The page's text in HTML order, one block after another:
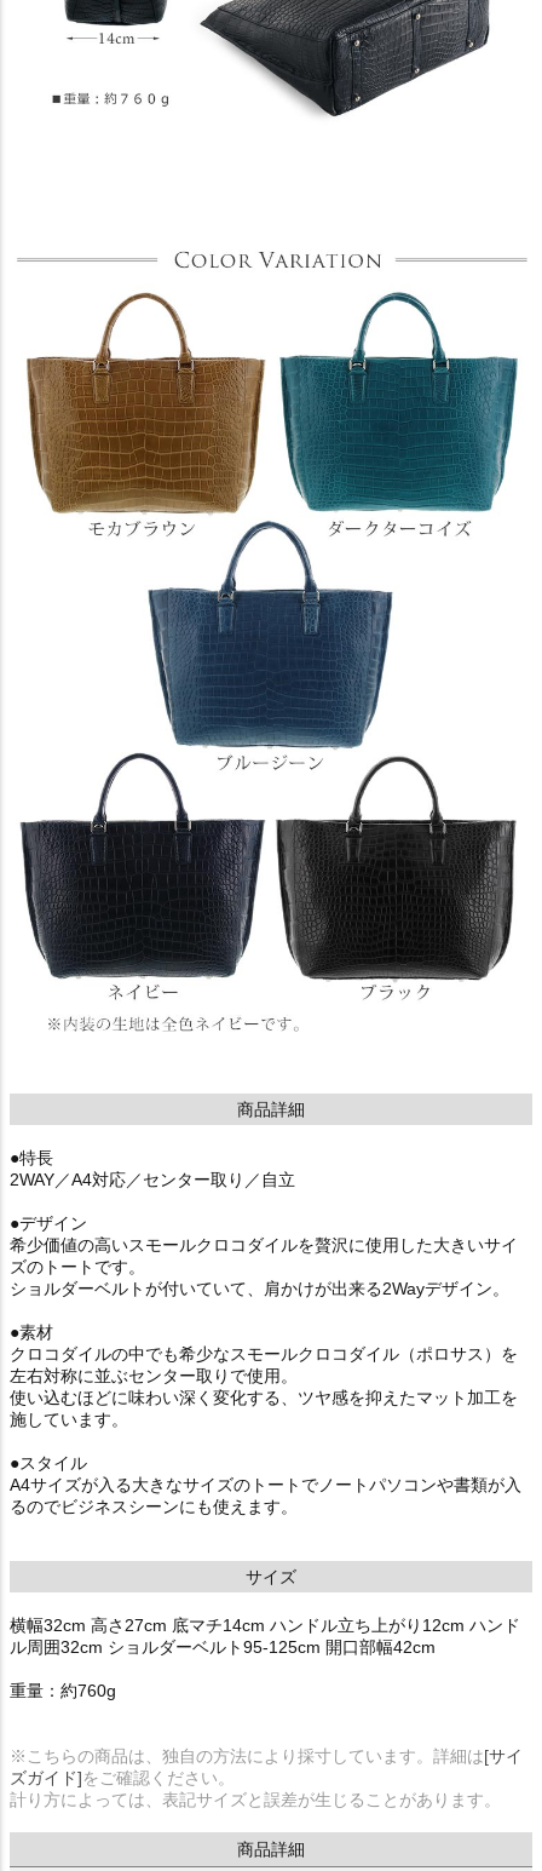
商品詳細
●特長
2WAY／A4対応／センター取り／自立
●デザイン
希少価値の高いスモールクロコダイルを贅沢に使用した大きいサイ
ズのトートです。
ショルダーベルトが付いていて、肩かけが出来る2Wayデザイン。
●素材
クロコダイルの中でも希少なスモールクロコダイル（ポロサス）を
左右対称に並ぶセンター取りで使用。
使い込むほどに味わい深く変化する、ツヤ感を抑えたマット加工を
施しています。
●スタイル
A4サイズが入る大きなサイズのトートでノートパソコンや書類が入
るのでビジネスシーンにも使えます。
サイズ
横幅32cm 高さ27cm 底マチ14cm ハンドル立ち上がり12cm ハンド
ル周囲32cm ショルダーベルト95-125cm 開口部幅42cm
重量：約760g
※こちらの商品は、独自の方法により採寸しています。詳細は[サイ
ズガイド]をご確認ください。
計り方によっては、表記サイズと誤差が生じることがあります。
商品詳細